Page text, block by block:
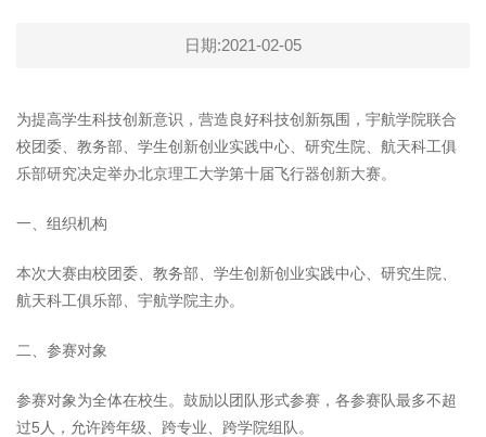
日期:2021-02-05
为提高学生科技创新意识，营造良好科技创新氛围，宇航学院联合
校团委、教务部、学生创新创业实践中心、研究生院、航天科工俱
乐部研究决定举办北京理工大学第十届飞行器创新大赛。
一、组织机构
本次大赛由校团委、教务部、学生创新创业实践中心、研究生院、
航天科工俱乐部、宇航学院主办。
二、参赛对象
参赛对象为全体在校生。鼓励以团队形式参赛，各参赛队最多不超
过5人，允许跨年级、跨专业、跨学院组队。